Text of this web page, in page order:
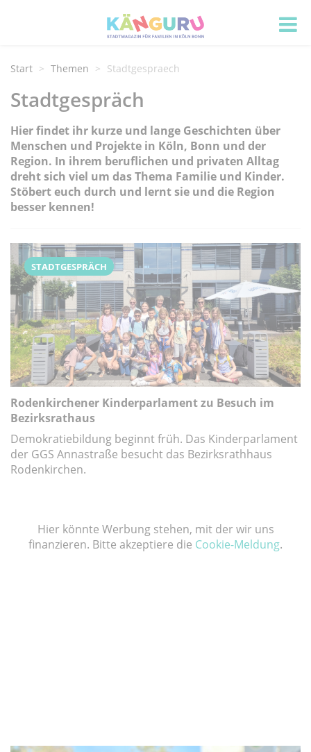
Start Themen Stadtgespraech
Stadtgespräch
Hier findet ihr kurze und lange Geschichten über
Menschen und Projekte in Köln, Bonn und der
Region. In ihrem beruflichen und privaten Alltag
dreht sich viel um das Thema Familie und Kinder.
Stöbert euch durch und lernt sie und die Region
besser kennen!
STADTGESPRÄCH
Rodenkirchener Kinderparlament zu Besuch im
Bezirksrathaus
Demokratiebildung beginnt früh. Das Kinderparlament
der GGS Annastraße besucht das Bezirksrathhaus
Rodenkirchen.
Hier könnte Werbung stehen, mit der wir uns
finanzieren. Bitte akzeptiere die Cookie-Meldung.